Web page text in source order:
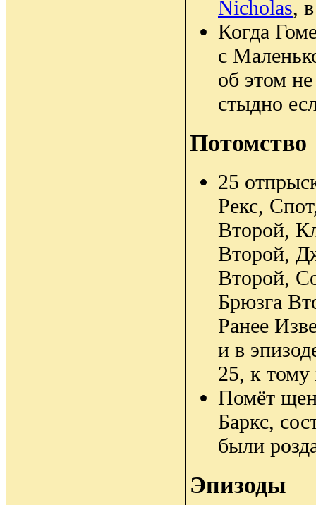
Nicholas,
Когда
с
об этом
стыдно
Потомство
25
Рекс,
Второй,
Второй,
Второй,
Брюзга
Ранее
и в
25, к
Помёт
Баркс,
были
Эпизоды